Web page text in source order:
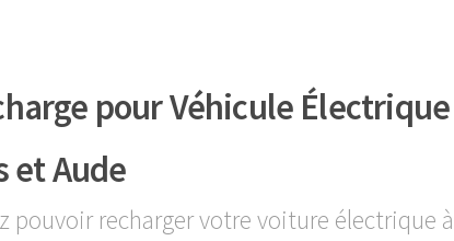
pour Véhicule
et Aude
pouvoir recharger votre voiture électrique